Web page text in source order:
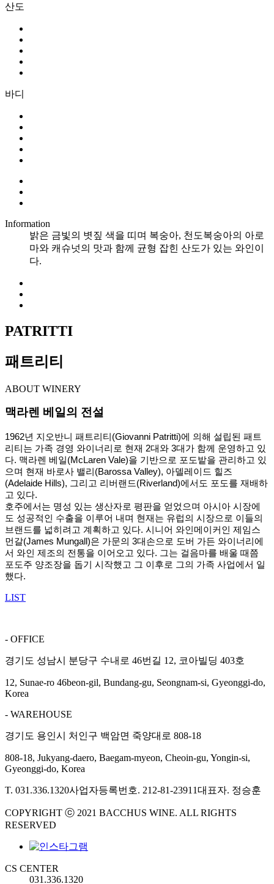
산도
바디
Information
밝은 금빛의 볏짚 색을 띠며 복숭아, 천도복숭아의 아로
마와 캐슈넛의 맛과 함께 균형 잡힌 산도가 있는 와인이
다.
PATRITTI
패트리티
ABOUT WINERY
맥라렌 베일의 전설
1962년 지오반니 패트리티(Giovanni Patritti)에 의해 설립된 패트
리티는 가족 경영 와이너리로 현재 2대와 3대가 함께 운영하고 있
다. 맥라렌 베일(McLaren Vale)을 기반으로 포도밭을 관리하고 있
으며 현재 바로사 밸리(Barossa Valley), 아델레이드 힐즈
(Adelaide Hills), 그리고 리버랜드(Riverland)에서도 포도를 재배하
고 있다.
호주에서는 명성 있는 생산자로 평판을 얻었으며 아시아 시장에
도 성공적인 수출을 이루어 내며 현재는 유럽의 시장으로 이들의
브랜드를 넓히려고 계획하고 있다. 시니어 와인메이커인 제임스
먼갈(James Mungall)은 가문의 3대손으로 도버 가든 와이너리에
서 와인 제조의 전통을 이어오고 있다. 그는 걸음마를 배울 때쯤
포도주 양조장을 돕기 시작했고 그 이후로 그의 가족 사업에서 일
했다.
LIST
- OFFICE
경기도 성남시 분당구 수내로 46번길 12, 코아빌딩 403호
12, Sunae-ro 46beon-gil, Bundang-gu, Seongnam-si, Gyeonggi-do,
Korea
- WAREHOUSE
경기도 용인시 처인구 백암면 죽양대로 808-18
808-18, Jukyang-daero, Baegam-myeon, Cheoin-gu, Yongin-si,
Gyeonggi-do, Korea
T. 031.336.1320사업자등록번호. 212-81-23911대표자. 정승훈
COPYRIGHT ⓒ 2021 BACCHUS WINE. ALL RIGHTS
RESERVED
CS CENTER
031.336.1320